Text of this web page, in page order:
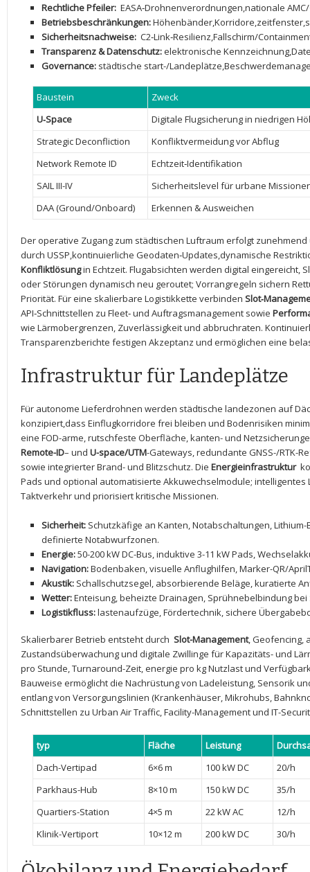
Rechtliche Pfeiler: EASA‑Drohnenverordnungen,nationale
Betriebsbeschränkungen:
Sicherheitsnachweise: C2‑Link‑Resilienz,Fallschirm/
Transparenz & Datenschutz:⁢elektronische
Governance: städtische ‌start-/
Baustein
Zweck
U‑Space
Digitale Flugsicherung ⁣in niedrigen
Strategic Deconfliction
Konfliktvermeidung vor​ Abflug
Network Remote ID
Echtzeit‑Identifikation
SAIL III-IV
Sicherheitslevel für urbane
DAA (Ground/Onboard)
Erkennen & Ausweichen
Der operative Zugang zum städtischen Luftraum erfolgt⁣
durch USSP,kontinuierliche Geodaten‑Updates,dynamische
Konfliktlösungin Echtzeit. Flugabsichten werden digital‌ eingereicht,
oder⁤ Störungen dynamisch neu geroutet; Vorrangregeln​ sichern
Priorität. Für ​eine skalierbare Logistikkette verbinden
API‑Schnittstellen⁣ zu Fleet‑⁣ und Auftragsmanagement sowie
wie Lärmobergrenzen, ⁢Zuverlässigkeit und abbruchraten.
Transparenzberichte festigen Akzeptanz und ⁤ermöglichen ⁤eine
Infrastruktur für Landeplätze
Für autonome Lieferdrohnen werden städtische landezonen auf
⁢konzipiert,dass Einflugkorridore frei bleiben ‌und Bodenrisiken
eine FOD-arme, rutschfeste Oberfläche,⁢ kanten- und
Remote-ID– und⁢ U-space/UTM-Gateways, redundante GNSS-/RTK-
sowie integrierter Brand- und ​Blitzschutz. ⁢Die Energieinfrastruktur
Pads⁢ und ‌optional automatisierte Akkuwechselmodule; intelligentes
Taktverkehr ⁣und⁢ priorisiert kritische Missionen.
Sicherheit: Schutzkäfige an Kanten,​ Notabschaltungen,
definierte Notabwurfzonen.
Energie:50-200 kW DC-Bus, ‌induktive ⁣3-11 ‍kW Pads,⁢
Navigation:Bodenbaken, visuelle Anflughilfen,‌ Marker-QR/
Akustik: Schallschutzsegel, absorbierende ‍Beläge, kuratierte
Wetter:⁢Enteisung, ⁢beheizte‍ Drainagen, Sprühnebelbindung
Logistikfluss:lastenaufzüge, Fördertechnik, sichere
Skalierbarer Betrieb ‍entsteht durch ​ Slot-Management, Geofencing,
Zustandsüberwachung und digitale ⁤Zwillinge für Kapazitäts- und
pro Stunde,⁤ Turnaround-Zeit, energie pro kg ⁤Nutzlast ‍und
Bauweise ermöglicht ​die Nachrüstung von Ladeleistung, Sensorik
entlang ⁤von Versorgungslinien (Krankenhäuser, Mikrohubs,
Schnittstellen zu Urban Air Traffic, Facility-Management und IT-
typ Fläche Leistung
Dach-Vertipad
6×6 m 100 kW DC
20/h
Parkhaus-Hub
8×10 m 150 kW DC
35/h
Quartiers-Station
4×5⁣ m 22 kW AC
12/h
Klinik-Vertiport
10×12 m 200 ‍kW DC 30/h